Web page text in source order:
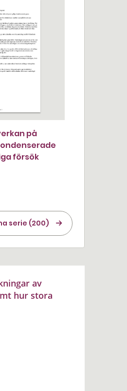
på
försök
serie (200)
av
hur stora